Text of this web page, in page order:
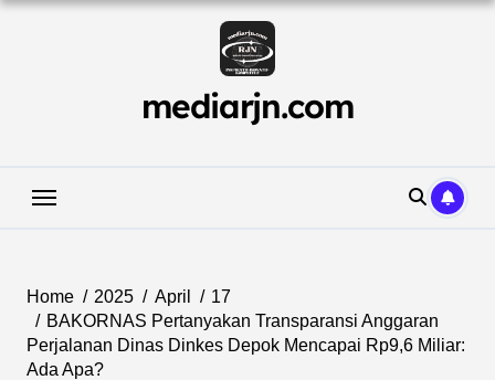
Skip
mediarjn.com
Home 2025 April
17
BAKORNAS Pertanyakan Transparansi Anggaran
Perjalanan Dinas Dinkes Depok Mencapai Rp9,6 Miliar:
Ada Apa?